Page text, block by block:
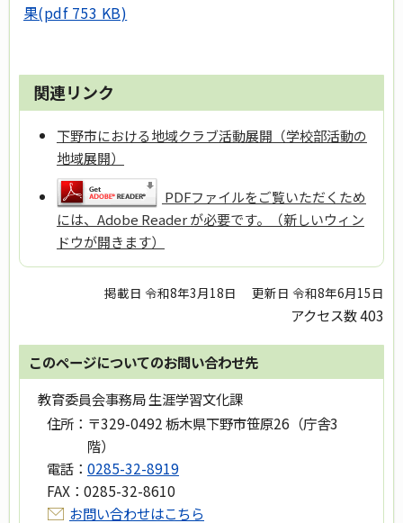
果(pdf 753 KB)
関連リンク
下野市における地域クラブ活動展開（学校部活動の
地域展開）
PDFファイルをご覧いただくため
には、Adobe Reader が必要です。（新しいウィン
ドウが開きます）
掲載日 令和8年3月18日 更新日 令和8年6月15日
アクセス数403
このページについてのお問い合わせ先
教育委員会事務局 生涯学習文化課
住所： 〒329-0492 栃木県下野市笹原26（庁舎3
階）
電話： 0285-32-8919
FAX： 0285-32-8610
お問い合わせはこちら